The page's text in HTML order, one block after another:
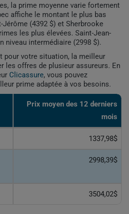
la prime moyenne varie fortement
affiche le montant le plus bas
Jérôme (4392 $) et Sherbrooke
les plus élevées. Saint-Jean-
niveau intermédiaire (2998 $).
pour votre situation, la meilleur
les offres de plusieur assureurs. En
Clicassure, vous pouvez
prime adaptée à vos besoins.
Prix ​​moyen des 12 derniers
mois
1337,98$
2998,39$
3504,02$